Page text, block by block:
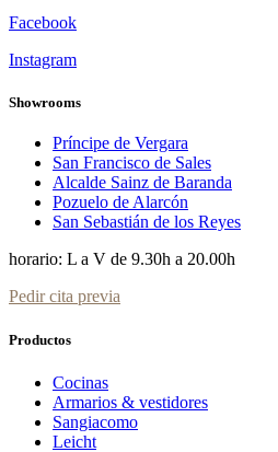
Facebook
Instagram
Showrooms
Príncipe de Vergara
San Francisco de Sales
Alcalde Sainz de Baranda
Pozuelo de Alarcón
San Sebastián de los Reyes
horario: L a V de 9.30h a 20.00h
Pedir cita previa
Productos
Cocinas
Armarios & vestidores
Sangiacomo
Leicht